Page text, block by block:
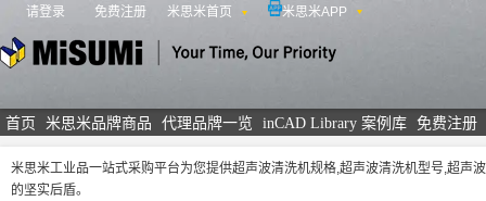
请登录 免费注册 米思米首页 米思米APP
首页 米思米品牌商品 代理品牌一览 inCAD Library 案例库 免费注册
米思米工业品一站式采购平台为您提供超声波清洗机规格,超声波清洗机型号,超
的坚实后盾。